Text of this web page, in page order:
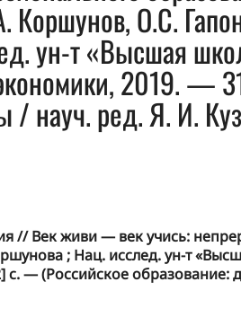
Коршунов, О.С.
ун-т «Высшая
2019. —
/ науч. ред. Я. И.
// Век живи — век учись:
; Нац. исслед. ун-т
— (Российское образование: